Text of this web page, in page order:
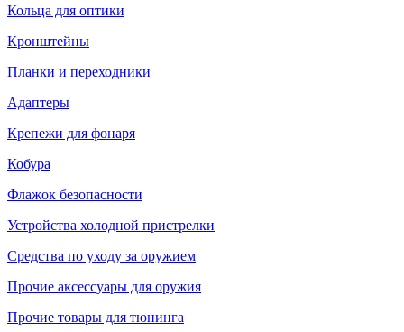
Кольца для оптики
Кронштейны
Планки и переходники
Адаптеры
Крепежи для фонаря
Кобура
Флажок безопасности
Устройства холодной пристрелки
Средства по уходу за оружием
Прочие аксессуары для оружия
Прочие товары для тюнинга